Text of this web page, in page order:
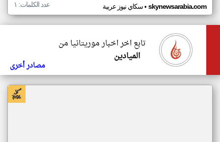
سكاي نيوز عربية• skynewsarabia.com عدد الكلمات: ١
تابع اخر اخبار موريتانيا من
الميادين
مصادر أخرى